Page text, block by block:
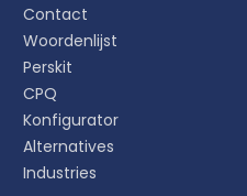
Contact
Woordenlijst
Perskit
CPQ
Konfigurator
Alternatives
Industries